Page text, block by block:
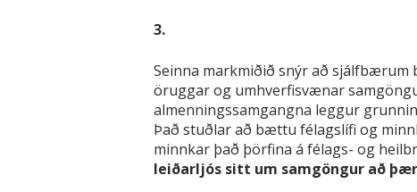
3.
Seinna markmiðið snýr að sjálfbærum
öruggar og umhverfisvænar
almenningssamgangna leggur
Það stuðlar að bættu félagslífi og
minnkar það þörfina á félags- og
leiðarljós sitt um samgöngur að